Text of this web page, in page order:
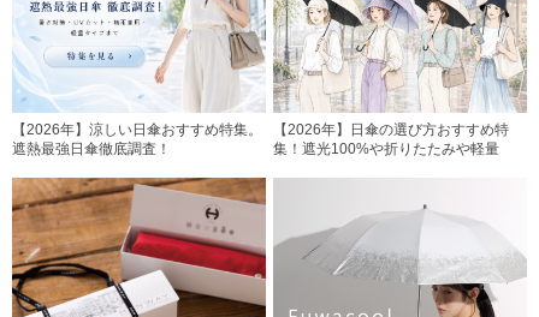
【2026年】涼しい日傘おすすめ特集。
遮熱最強日傘徹底調査！
【2026年】日傘の選び方おすすめ特
集！遮光100%や折りたたみや軽量